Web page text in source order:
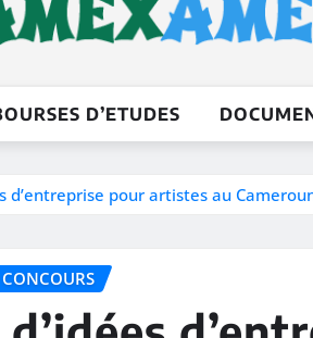
D’ETUDES
d’entreprise pour artistes au
CONCOURS